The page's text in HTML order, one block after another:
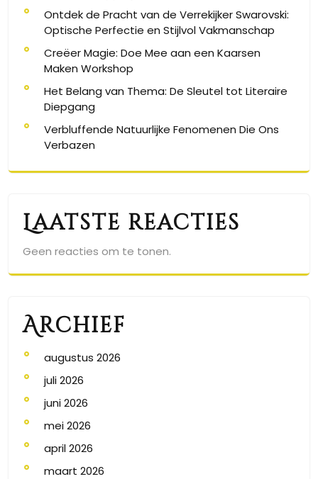
Ontdek de Pracht van de Verrekijker Swarovski:
Optische Perfectie en Stijlvol Vakmanschap
Creëer Magie: Doe Mee aan een Kaarsen
Maken Workshop
Het Belang van Thema: De Sleutel tot Literaire
Diepgang
Verbluffende Natuurlijke Fenomenen Die Ons
Verbazen
Laatste reacties
Geen reacties om te tonen.
Archief
augustus 2026
juli 2026
juni 2026
mei 2026
april 2026
maart 2026